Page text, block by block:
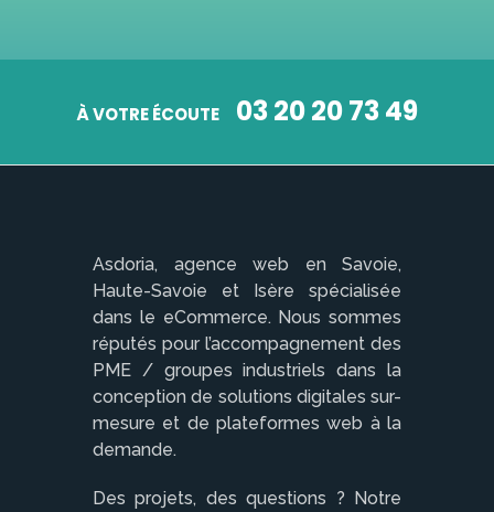
À VOTRE ÉCOUTE 03 20 20 73 49
Asdoria, agence web en Savoie,
Haute-Savoie et Isère spécialisée
dans le eCommerce. Nous sommes
réputés pour l’accompagnement des
PME / groupes industriels dans la
conception de solutions digitales sur-
mesure et de plateformes web à la
demande.
Des projets, des questions ? Notre